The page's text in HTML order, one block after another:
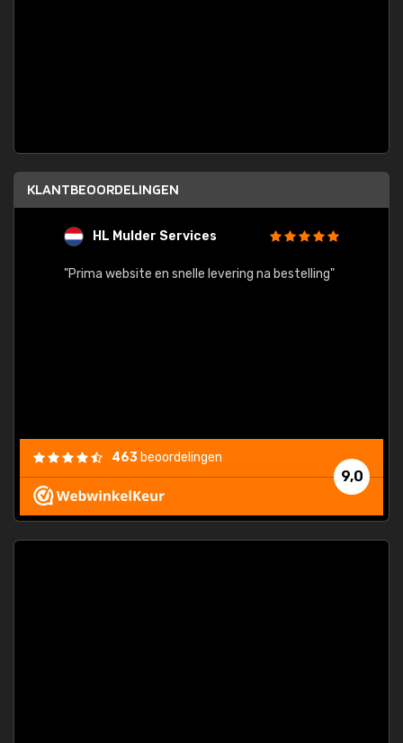
KLANTBEOORDELINGEN
HL Mulder Services
"Prima website en snelle levering na bestelling"
9,0
463 beoordelingen